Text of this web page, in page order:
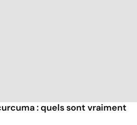
: quels sont vraiment